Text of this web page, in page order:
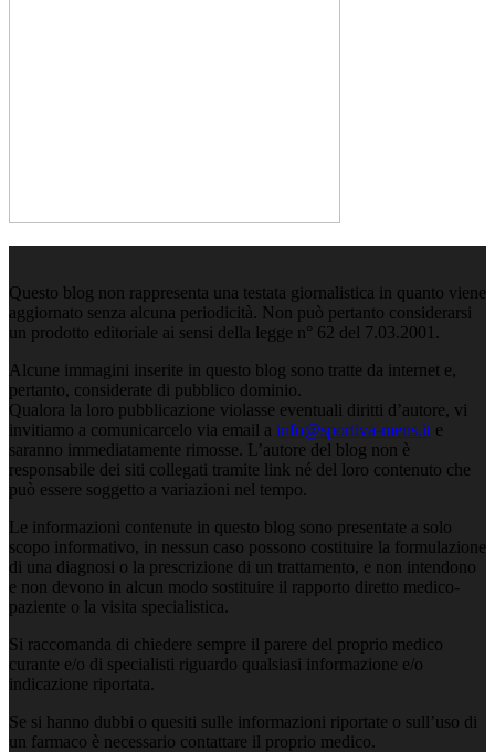
Questo blog non rappresenta una testata giornalistica in quanto viene
aggiornato senza alcuna periodicità. Non può pertanto considerarsi
un prodotto editoriale ai sensi della legge n° 62 del 7.03.2001.
Alcune immagini inserite in questo blog sono tratte da internet e,
pertanto, considerate di pubblico dominio.
Qualora la loro pubblicazione violasse eventuali diritti d’autore, vi
invitiamo a comunicarcelo via email a info@sportiva-mens.it e
saranno immediatamente rimosse. L’autore del blog non è
responsabile dei siti collegati tramite link né del loro contenuto che
può essere soggetto a variazioni nel tempo.
Le informazioni contenute in questo blog sono presentate a solo
scopo informativo, in nessun caso possono costituire la formulazione
di una diagnosi o la prescrizione di un trattamento, e non intendono
e non devono in alcun modo sostituire il rapporto diretto medico-
paziente o la visita specialistica.
Si raccomanda di chiedere sempre il parere del proprio medico
curante e/o di specialisti riguardo qualsiasi informazione e/o
indicazione riportata.
Se si hanno dubbi o quesiti sulle informazioni riportate o sull’uso di
un farmaco è necessario contattare il proprio medico.